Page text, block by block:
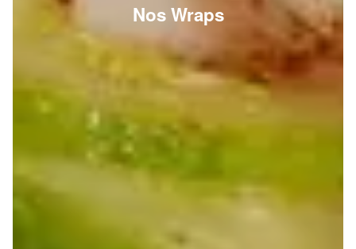
Nos Wraps